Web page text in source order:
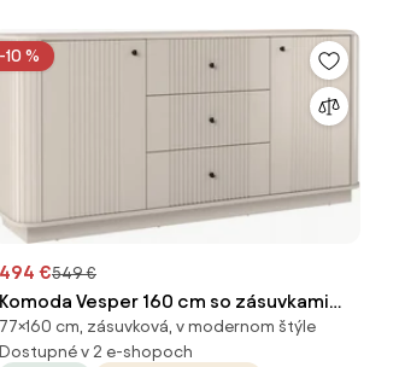
-10 %
494 €549 €
Komoda Vesper 160 cm so zásuvkami
na sokli - kašmír / čierne úchytky
77×160 cm, zásuvková, v modernom štýle
Dostupné v 2 e-shopoch